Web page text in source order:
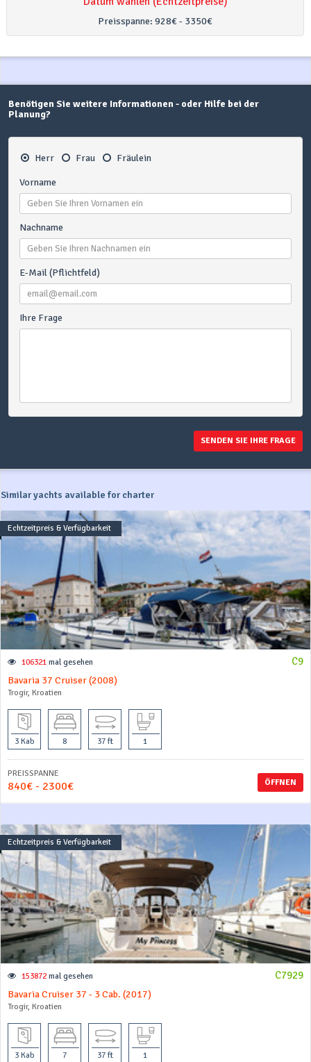
Preisspanne: 928€ - 3350€
Benötigen Sie weitere Informationen - oder Hilfe bei der
Planung?
Herr Frau Fräulein
Vorname
Nachname
E-Mail (Pflichtfeld)
Ihre Frage
SENDEN SIE IHRE FRAGE
Similar yachts available for charter
Echtzeitpreis & Verfügbarkeit
C9
106321 mal gesehen
Bavaria 37 Cruiser (2008)
Trogir, Kroatien
3 Kab 8 37 ft 1
ÖFFNEN
PREISSPANNE
840€ - 2300€
Echtzeitpreis & Verfügbarkeit
C7929
153872 mal gesehen
Bavaria Cruiser 37 - 3 Cab. (2017)
Trogir, Kroatien
3 Kab 7 37 ft 1